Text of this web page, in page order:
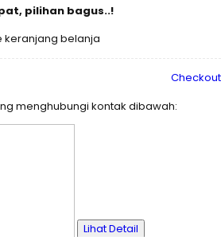
pilihan bagus..!
keranjang belanja
Checkout
menghubungi kontak dibawah:
Lihat Detail